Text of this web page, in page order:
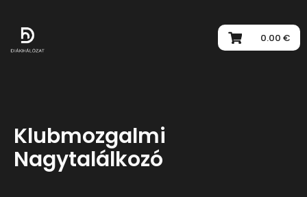
0.00 €
Klubmozgalmi
Nagytalálkozó